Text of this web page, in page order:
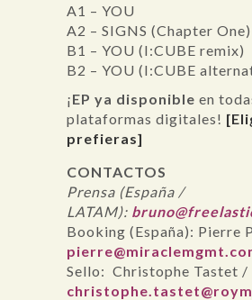
A1 – YOU
A2 – SIGNS (Chapter One)
B1 – YOU (I:CUBE remix)
B2 – YOU (I:CUBE
¡EP ya disponible en
plataformas digitales!
prefieras]
CONTACTOS
Prensa (España /
LATAM):
Booking (España): Pierre
Sello: Christophe Tastet /